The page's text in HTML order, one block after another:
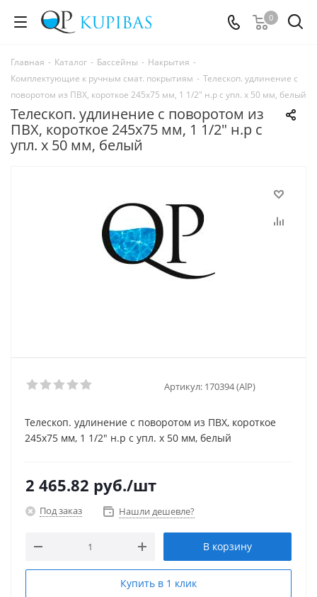
0
Главная - Каталог - Бассейны - Накрытия -
Комплектующие к ручным смат. покрытиям - Телескоп. удлинение с
поворотом из ПВХ, короткое 245x75 мм, 1 1/2" н.р с упл. x 50 мм, белый
Телескоп. удлинение с поворотом из
ПВХ, короткое 245x75 мм, 1 1/2" н.р с
упл. x 50 мм, белый
Артикул: 170394 (AlP)
Телескоп. удлинение с поворотом из ПВХ, короткое
245x75 мм, 1 1/2" н.р с упл. x 50 мм, белый
2 465.82 руб./шт
Под заказ Нашли дешевле?
В корзину
Купить в 1 клик